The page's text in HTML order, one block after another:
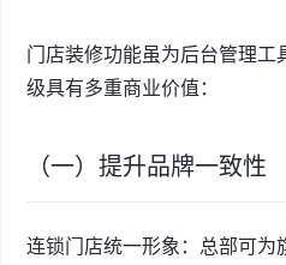
门店装修功能虽为后台管理
级具有多重商业价值：
（一）提升品牌一致性
连锁门店统一形象：总部可为